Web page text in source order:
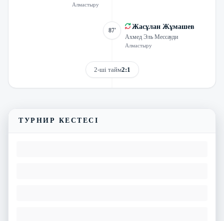
Алмастыру
87' Жасұлан Жұмашев
Ахмед Эль Мессауди
Алмастыру
2-ші тайм2:1
ТУРНИР КЕСТЕСІ